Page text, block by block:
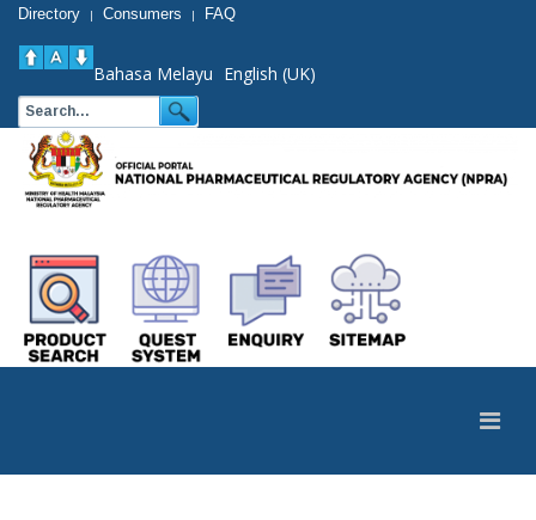
Directory | Consumers | FAQ
Bahasa Melayu English (UK)